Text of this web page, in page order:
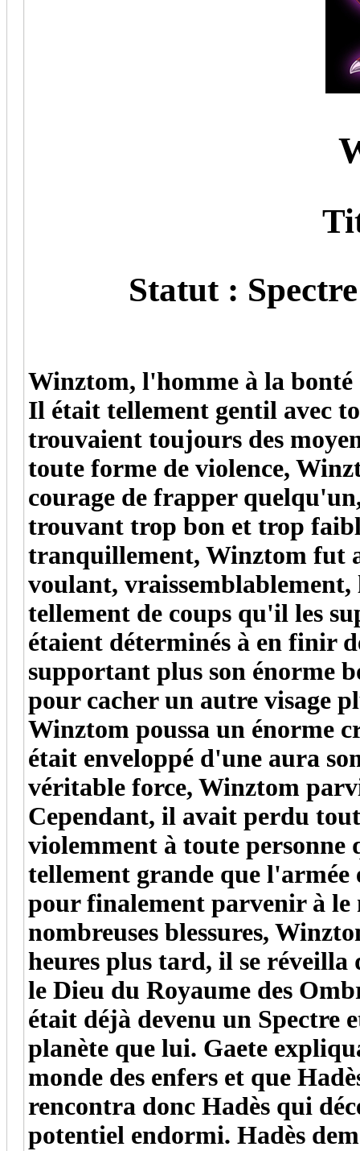
Statut :
Winztom, l'homme à la
Il était tellement gentil avec
trouvaient toujours des
toute forme de violence,
courage de frapper
trouvant trop bon et trop
tranquillement, Winztom fut
voulant,
tellement de coups qu'il les
étaient déterminés à en finir
supportant plus son énorme
pour cacher un autre visage
Winztom poussa un énorme
était enveloppé d'une aura
véritable force, Winztom
Cependant, il avait perdu
violemment à toute
tellement grande que
pour finalement parvenir à le
nombreuses blessures,
heures plus tard, il se réveilla
le Dieu du Royaume des
était déjà devenu un Spectre
planète que lui. Gaete
monde des enfers et que
rencontra donc Hadès qui
potentiel endormi. Hadès